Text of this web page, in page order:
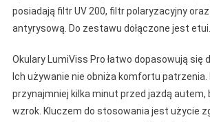
posiadają filtr UV 200, filtr polaryzacyjny oraz
antyrysową. Do zestawu dołączone jest etui.
Okulary LumiViss Pro łatwo dopasowują się
Ich używanie nie obniża komfortu patrzenia.
przynajmniej kilka minut przed jazdą autem,
wzrok. Kluczem do stosowania jest użycie